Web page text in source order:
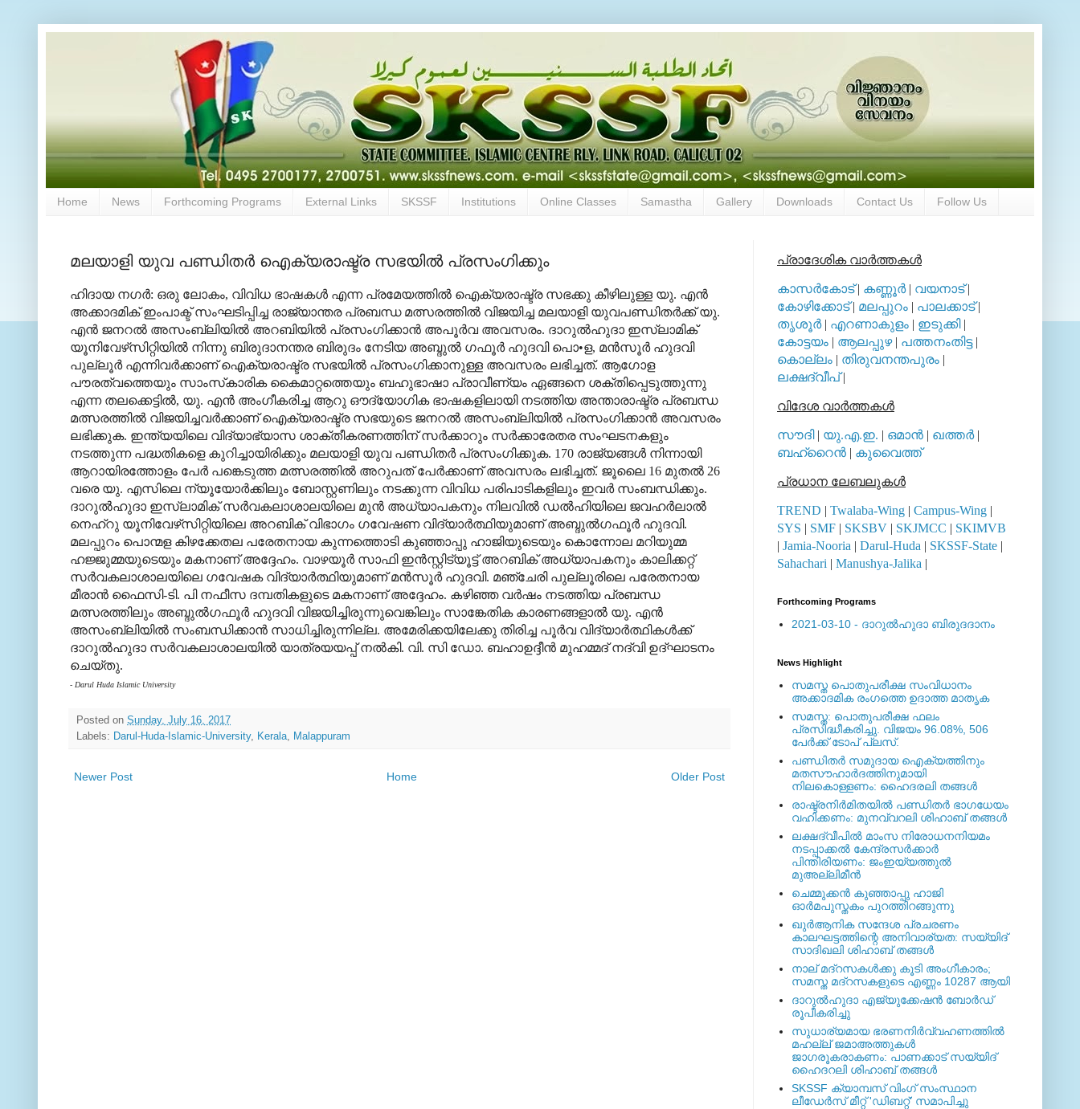
Home News Forthcoming Programs External Links SKSSF Institutions Online Classes Samastha Gallery Downloads Contact Us Follow Us
മലയാളി യുവ പണ്ഡിതര്‍ ഐക്യരാഷ്ട്ര സഭയില്‍ പ്രസംഗിക്കും
ഹിദായ നഗര്‍: ഒരു ലോകം, വിവിധ ഭാഷകള്‍ എന്ന പ്രമേയത്തില്‍ ഐക്യരാഷ്ട്ര സഭക്കു കീഴിലുള്ള യു. എന്‍
അക്കാദമിക് ഇംപാക്ട് സംഘടിപ്പിച്ച രാജ്യാന്തര പ്രബന്ധ മത്സരത്തില്‍ വിജയിച്ച മലയാളി യുവപണ്ഡിതര്‍ക്ക് യു.
എന്‍ ജനറല്‍ അസംബ്ലിയില്‍ അറബിയില്‍ പ്രസംഗിക്കാന്‍ അപൂര്‍വ അവസരം. ദാറുല്‍ഹുദാ ഇസ്‌ലാമിക്
യൂനിവേഴ്‌സിറ്റിയില്‍ നിന്നു ബിരുദാനന്തര ബിരുദം നേടിയ അബ്ദുല്‍ ഗഫൂര്‍ ഹുദവി പൊ•ള, മന്‍സൂര്‍ ഹുദവി
പുല്ലൂര്‍ എന്നിവര്‍ക്കാണ് ഐക്യരാഷ്ട്ര സഭയില്‍ പ്രസംഗിക്കാനുള്ള അവസരം ലഭിച്ചത്. ആഗോള
പൗരത്വത്തെയും സാംസ്‌കാരിക കൈമാറ്റത്തെയും ബഹുഭാഷാ പ്രാവീണ്യം ഏങ്ങനെ ശക്തിപ്പെടുത്തുന്നു
എന്ന തലക്കെട്ടില്‍, യു. എന്‍ അംഗീകരിച്ച ആറു ഔദ്യോഗിക ഭാഷകളിലായി നടത്തിയ അന്താരാഷ്ട്ര പ്രബന്ധ
മത്സരത്തില്‍ വിജയിച്ചവര്‍ക്കാണ് ഐക്യരാഷ്ട്ര സഭയുടെ ജനറല്‍ അസംബ്ലിയില്‍ പ്രസംഗിക്കാന്‍ അവസരം
ലഭിക്കുക. ഇന്ത്യയിലെ വിദ്യാഭ്യാസ ശാക്തീകരണത്തിന് സര്‍ക്കാറും സര്‍ക്കാരേതര സംഘടനകളും
നടത്തുന്ന പദ്ധതികളെ കുറിച്ചായിരിക്കും മലയാളി യുവ പണ്ഡിതര്‍ പ്രസംഗിക്കുക. 170 രാജ്യങ്ങള്‍ നിന്നായി
ആറായിരത്തോളം പേര്‍ പങ്കെടുത്ത മത്സരത്തില്‍ അറുപത് പേര്‍ക്കാണ് അവസരം ലഭിച്ചത്. ജൂലൈ 16 മുതല്‍ 26
വരെ യു. എസിലെ ന്യൂയോര്‍ക്കിലും ബോസ്റ്റണിലും നടക്കുന്ന വിവിധ പരിപാടികളിലും ഇവര്‍ സംബന്ധിക്കും.
ദാറുല്‍ഹുദാ ഇസ്‌ലാമിക് സര്‍വകലാശാലയിലെ മുന്‍ അധ്യാപകനും നിലവില്‍ ഡല്‍ഹിയിലെ ജവഹര്‍ലാല്‍
നെഹ്‌റു യൂനിവേഴ്‌സിറ്റിയിലെ അറബിക് വിഭാഗം ഗവേഷണ വിദ്യാര്‍ത്ഥിയുമാണ് അബ്ദുല്‍ഗഫൂര്‍ ഹുദവി.
മലപ്പുറം പൊന്മള കിഴക്കേതല പരേതനായ കുന്നത്തൊടി കുഞ്ഞാപ്പു ഹാജിയുടെയും കൊന്നോല മറിയുമ്മ
ഹജ്ജുമ്മയുടെയും മകനാണ് അദ്ദേഹം. വാഴയൂര്‍ സാഫി ഇന്‍സ്റ്റിട്യൂട്ട് അറബിക് അധ്യാപകനും കാലിക്കറ്റ്
സര്‍വകലാശാലയിലെ ഗവേഷക വിദ്യാര്‍ത്ഥിയുമാണ് മന്‍സൂര്‍ ഹുദവി. മഞ്ചേരി പുല്ലൂരിലെ പരേതനായ
മീരാന്‍ ഫൈസി-ടി. പി നഫീസ ദമ്പതികളുടെ മകനാണ് അദ്ദേഹം. കഴിഞ്ഞ വര്‍ഷം നടത്തിയ പ്രബന്ധ
മത്സരത്തിലും അബ്ദുല്‍ഗഫൂര്‍ ഹുദവി വിജയിച്ചിരുന്നുവെങ്കിലും സാങ്കേതിക കാരണങ്ങളാല്‍ യു. എന്‍
അസംബ്ലിയില്‍ സംബന്ധിക്കാന്‍ സാധിച്ചിരുന്നില്ല. അമേരിക്കയിലേക്കു തിരിച്ച പൂര്‍വ വിദ്യാര്‍ത്ഥികള്‍ക്ക്
ദാറുല്‍ഹുദാ സര്‍വകലാശാലയില്‍ യാത്രയയപ്പ് നല്‍കി. വി. സി ഡോ. ബഹാഉദ്ദീന്‍ മുഹമ്മദ് നദ്‌വി ഉദ്ഘാടനം
ചെയ്തു.
- Darul Huda Islamic University
Posted on Sunday, July 16, 2017
Labels: Darul-Huda-Islamic-University, Kerala Malappuram
Newer Post Older Post
Home
പ്രാദേശിക വാര്‍ത്തകള്‍
കാസര്‍കോട്| കണ്ണൂര്‍| വയനാട്|
കോഴിക്കോട്| മലപ്പുറം | പാലക്കാട്|
തൃശൂര്‍| എറണാകുളം | ഇടുക്കി|
കോട്ടയം | ആലപ്പുഴ| പത്തനംതിട്ട|
കൊല്ലം | തിരുവനന്തപുരം |
ലക്ഷദ്വീപ്|
വിദേശ വാര്‍ത്തകള്‍
സൗദി| യു.എ.ഇ. | ഒമാന്‍ | ഖത്തര്‍|
ബഹ്റൈന്‍ | കുവൈത്ത്
പ്രധാന ലേബലുകള്‍
TREND | Twalaba-Wing | Campus-Wing |
SYS | SMF | SKSBV | SKJMCC | SKIMVB
| Jamia-Nooria | Darul-Huda | SKSSF-State |
Sahachari | Manushya-Jalika |
Forthcoming Programs
2021-03-10 - ദാറുല്‍ഹുദാ ബിരുദദാനം
News Highlight
സമസ്ത പൊതുപരീക്ഷ സംവിധാനം
അക്കാദമിക രംഗത്തെ ഉദാത്ത മാതൃക
സമസ്ത: പൊതുപരീക്ഷ ഫലം
പ്രസിദ്ധീകരിച്ചു. വിജയം 96.08%, 506
പേര്‍ക്ക് ടോപ് പ്ലസ്.
പണ്ഡിതര്‍ സമുദായ ഐക്യത്തിനും
മതസൗഹാര്‍ദത്തിനുമായി
നിലകൊള്ളണം: ഹൈദരലി തങ്ങള്‍
രാഷ്ട്രനിര്‍മിതയില്‍ പണ്ഡിതര്‍ ഭാഗധേയം
വഹിക്കണം: മുനവ്വറലി ശിഹാബ് തങ്ങള്‍
ലക്ഷദ്വീപില്‍ മാംസ നിരോധനനിയമം
നടപ്പാക്കല്‍ കേന്ദ്രസര്‍ക്കാര്‍
പിന്തിരിയണം: ജംഇയ്യത്തുല്‍
മുഅല്ലിമീന്‍
ചെമ്മുക്കന്‍ കുഞ്ഞാപ്പു ഹാജി
ഓര്‍മപുസ്തകം പുറത്തിറങ്ങുന്നു
ഖുര്‍ആനിക സന്ദേശ പ്രചരണം
കാലഘട്ടത്തിന്റെ അനിവാര്യത: സയ്യിദ്
സാദിഖലി ശിഹാബ് തങ്ങള്‍
നാല് മദ്‌റസകള്‍ക്കു കൂടി അംഗീകാരം;
സമസ്ത മദ്‌റസകളുടെ എണ്ണം 10287 ആയി
ദാറുല്‍ഹുദാ എജ്യുക്കേഷന്‍ ബോര്‍ഡ്
രൂപീകരിച്ചു
സുധാര്യമായ ഭരണനിര്‍വ്വഹണത്തില്‍
മഹല്ല് ജമാഅത്തുകള്‍
ജാഗരൂകരാകണം: പാണക്കാട് സയ്യിദ്
ഹൈദറലി ശിഹാബ് തങ്ങള്‍
SKSSF ക്യാമ്പസ് വിംഗ് സംസ്ഥാന
ലീഡേർസ് മീറ്റ് 'ഡിബറ്റ്' സമാപിച്ചു